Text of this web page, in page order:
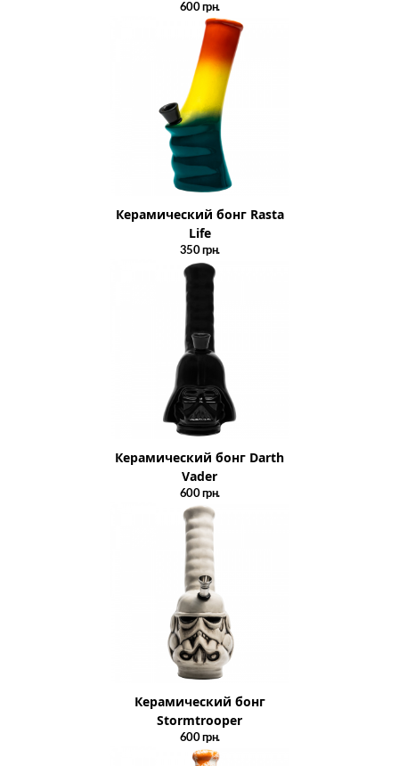
600грн.
Керамический бонг Rasta
Life
350грн.
Керамический бонг Darth
Vader
600грн.
Керамический бонг
Stormtrooper
600грн.